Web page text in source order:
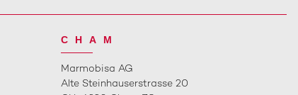
CHAM
Marmobisa AG
Alte Steinhauserstrasse 20